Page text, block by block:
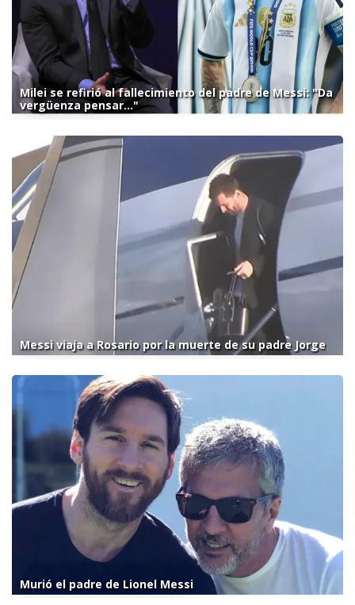
Milei se refirió al fallecimiento del padre de Messi: "Da
vergüenza pensar..."
Messi viaja a Rosario por la muerte de su padre Jorge
Murió el padre de Lionel Messi